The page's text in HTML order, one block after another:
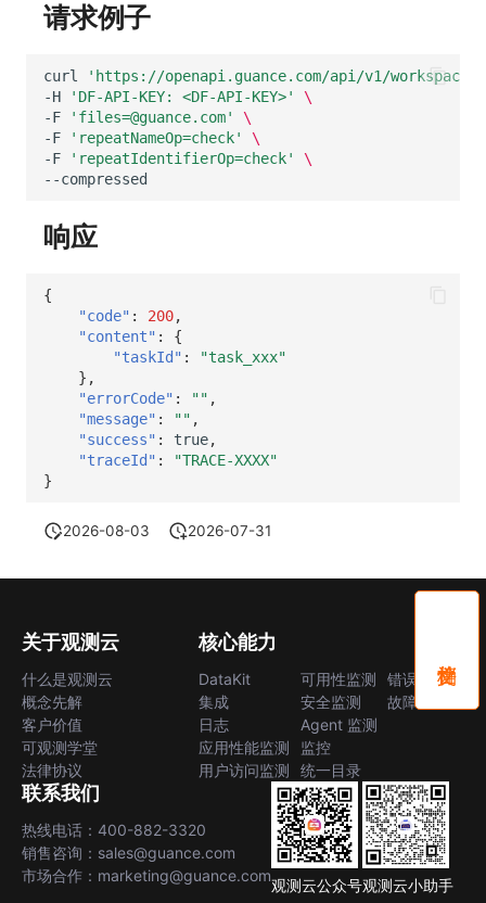
请求例子
curl
'https://openapi.guance.com/api/v1/workspace/
-H
'DF-API-KEY: <DF-API-KEY>'
\
-F
'files=@guance.com'
\
-F
'repeatNameOp=check'
\
-F
'repeatIdentifierOp=check'
\
响应
{
"code" : 200,
"content" :
{
"taskId" :
"task_xxx"
},
"errorCode" : "" ,
"message" : "" ,
"success" : true,
"traceId" :
"TRACE-XXXX"
}
2026-08-03 2026-07-31
关于观测云
什么是观测云
概念先解
客户价值
可观测学堂
法律协议
核心能力
DataKit
集成
日志
应用性能监测
用户访问监测
可用性监测
安全监测
Agent 监测
监控
统一目录
错误中心
故障中心
联系我们
热线电话：400-882-3320
销售咨询：sales@guance.com
市场合作：marketing@guance.com
观测云公众号观测云小助手